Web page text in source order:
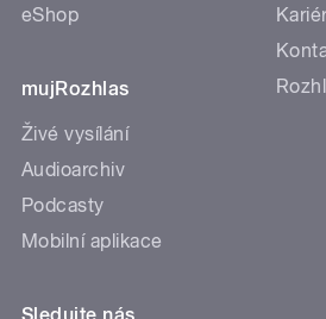
eShop
mujRozhlas
Živé vysílání
Audioarchiv
Podcasty
Mobilní aplikace
Sledujte nás